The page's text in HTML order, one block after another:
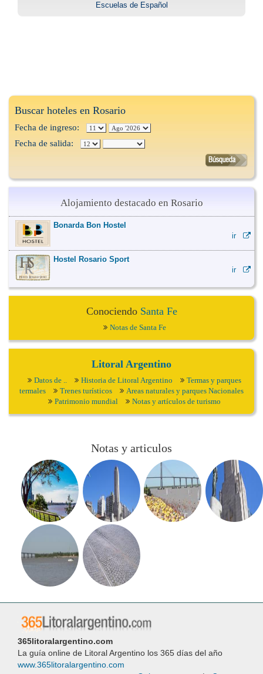
Escuelas de Español
Buscar hoteles en Rosario
Fecha de ingreso:
Fecha de salida:
Alojamiento destacado en Rosario
Bonarda Bon Hostel
ir
Hostel Rosario Sport
ir
Conociendo Santa Fe
Notas de Santa Fe
Litoral Argentino
Datos de .. Historia de Litoral Argentino
Termas y parques
termales
Trenes turísticos
Areas naturales y parques Nacionales
Patrimonio mundial
Notas y artículos de turismo
Notas y articulos
365litoralargentino.com
La guía online de Litoral Argentino los 365 días del año
www.365litoralargentino.com